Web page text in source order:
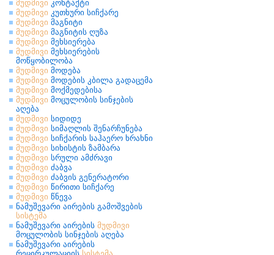
მუდმივი კონტაქტი
მუდმივი კუთხური სიჩქარე
მუდმივი მაგნიტი
მუდმივი მაგნიტის ღუზა
მუდმივი მეხსიერება
მუდმივი მეხსიერების
მოწყობილობა
მუდმივი მოდება
მუდმივი მოდების კბილა გადაცემა
მუდმივი მოქმედებისა
მუდმივი მოცულობის სინჯების
აღება
მუდმივი სიდიდე
მუდმივი სიმაღლის შენარჩუნება
მუდმივი სიჩქარის საჰაერო ხრახნი
მუდმივი სიხისტის ზამბარა
მუდმივი სრული ამძრავი
მუდმივი ძაბვა
მუდმივი ძაბვის გენერატორი
მუდმივი წირითი სიჩქარე
მუდმივი წნევა
ნამუშევარი აირების გამოშვების
სისტემა
ნამუშევარი აირების მუდმივი
მოცულობის სინჯების აღება
ნამუშევარი აირების